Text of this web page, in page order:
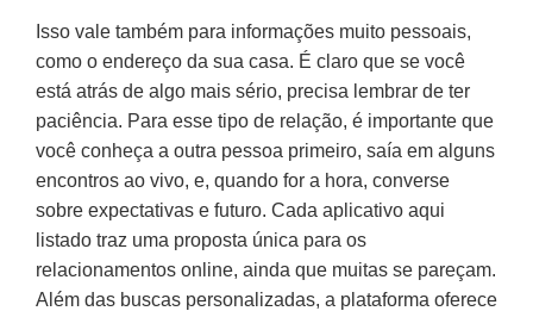
Isso vale também para informações muito pessoais,
como o endereço da sua casa. É claro que se você
está atrás de algo mais sério, precisa lembrar de ter
paciência. Para esse tipo de relação, é importante que
você conheça a outra pessoa primeiro, saía em alguns
encontros ao vivo, e, quando for a hora, converse
sobre expectativas e futuro. Cada aplicativo aqui
listado traz uma proposta única para os
relacionamentos online, ainda que muitas se pareçam.
Além das buscas personalizadas, a plataforma oferece